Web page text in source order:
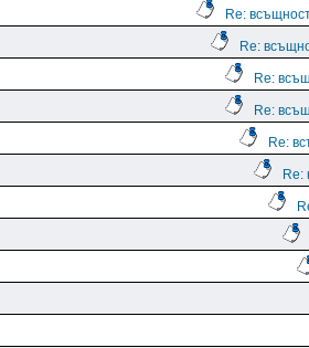
Re:
Re:
Re:
Re:
Re:
Re: